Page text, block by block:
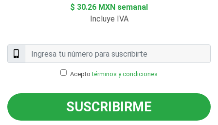
$ 30.26 MXN semanal
Incluye IVA
Aceptotérminos y condiciones
SUSCRIBIRME